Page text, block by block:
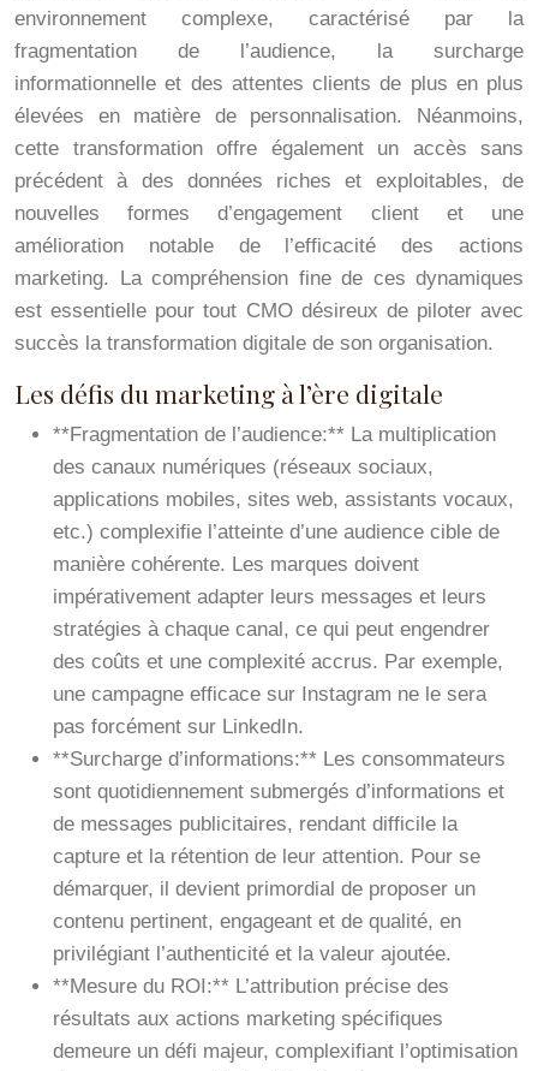
environnement complexe, caractérisé par la
fragmentation de l’audience, la surcharge
informationnelle et des attentes clients de plus en plus
élevées en matière de personnalisation. Néanmoins,
cette transformation offre également un accès sans
précédent à des données riches et exploitables, de
nouvelles formes d’engagement client et une
amélioration notable de l’efficacité des actions
marketing. La compréhension fine de ces dynamiques
est essentielle pour tout CMO désireux de piloter avec
succès la transformation digitale de son organisation.
Les défis du marketing à l’ère digitale
**Fragmentation de l’audience:** La multiplication
des canaux numériques (réseaux sociaux,
applications mobiles, sites web, assistants vocaux,
etc.) complexifie l’atteinte d’une audience cible de
manière cohérente. Les marques doivent
impérativement adapter leurs messages et leurs
stratégies à chaque canal, ce qui peut engendrer
des coûts et une complexité accrus. Par exemple,
une campagne efficace sur Instagram ne le sera
pas forcément sur LinkedIn.
**Surcharge d’informations:** Les consommateurs
sont quotidiennement submergés d’informations et
de messages publicitaires, rendant difficile la
capture et la rétention de leur attention. Pour se
démarquer, il devient primordial de proposer un
contenu pertinent, engageant et de qualité, en
privilégiant l’authenticité et la valeur ajoutée.
**Mesure du ROI:** L’attribution précise des
résultats aux actions marketing spécifiques
demeure un défi majeur, complexifiant l’optimisation